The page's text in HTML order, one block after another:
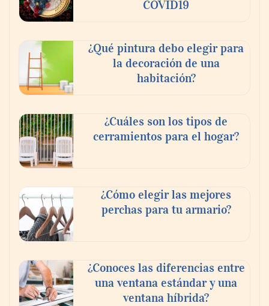
COVID19
¿Qué pintura debo elegir para
la decoración de una
habitación?
¿Cuáles son los tipos de
cerramientos para el hogar?
¿Cómo elegir las mejores
perchas para tu armario?
¿Conoces las diferencias entre
una ventana estándar y una
ventana híbrida?